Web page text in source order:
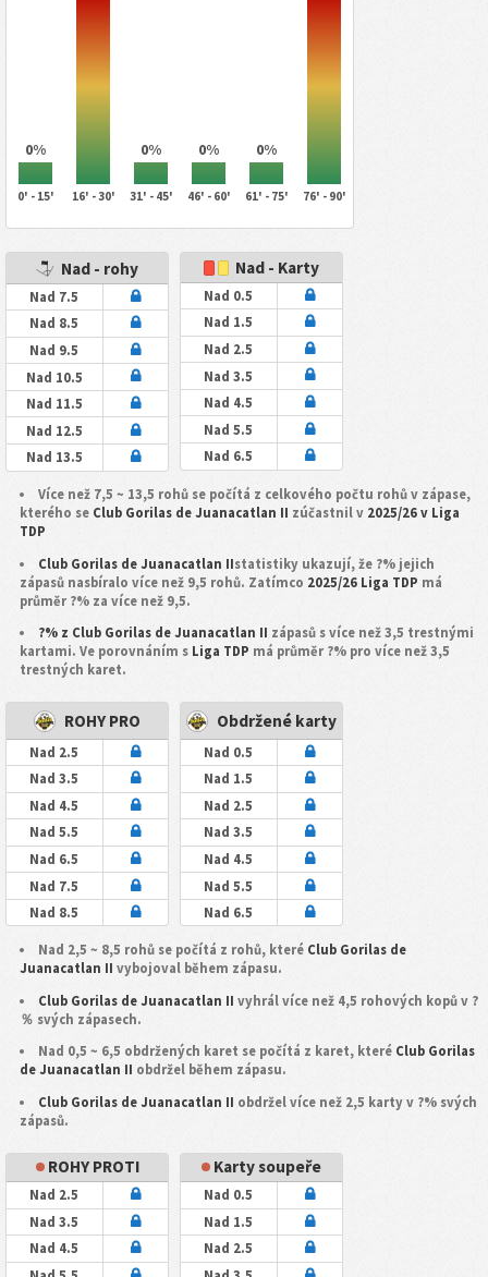
0% 0% 0% 0%
0' - 15' 16' - 30' 31' - 45' 46' - 60' 61' - 75' 76' - 90'
Nad - rohy
Nad 7.5
Nad 8.5
Nad 9.5
Nad 10.5
Nad 11.5
Nad 12.5
Nad 13.5
Nad - Karty
Nad 0.5
Nad 1.5
Nad 2.5
Nad 3.5
Nad 4.5
Nad 5.5
Nad 6.5
Více než 7,5 ~ 13,5 rohů se počítá z celkového počtu rohů v zápase,
kterého se Club Gorilas de Juanacatlan II zúčastnil v 2025/26 v Liga
TDP
Club Gorilas de Juanacatlan IIstatistiky ukazují, že ?% jejich
zápasů nasbíralo více než 9,5 rohů. Zatímco 2025/26 Liga TDP má
průměr ?% za více než 9,5.
?% z Club Gorilas de Juanacatlan II zápasů s více než 3,5 trestnými
kartami. Ve porovnáním s Liga TDP má průměr ?% pro více než 3,5
trestných karet.
ROHY PRO
Nad 2.5
Nad 3.5
Nad 4.5
Nad 5.5
Nad 6.5
Nad 7.5
Nad 8.5
Obdržené karty
Nad 0.5
Nad 1.5
Nad 2.5
Nad 3.5
Nad 4.5
Nad 5.5
Nad 6.5
Nad 2,5 ~ 8,5 rohů se počítá z rohů, které Club Gorilas de
Juanacatlan II vybojoval během zápasu.
Club Gorilas de Juanacatlan II vyhrál více než 4,5 rohových kopů v ?
％ svých zápasech.
Nad 0,5 ~ 6,5 obdržených karet se počítá z karet, které Club Gorilas
de Juanacatlan II obdržel během zápasu.
Club Gorilas de Juanacatlan II obdržel více než 2,5 karty v ?% svých
zápasů.
ROHY PROTI
Nad 2.5
Nad 3.5
Nad 4.5
Karty soupeře
Nad 0.5
Nad 1.5
Nad 2.5